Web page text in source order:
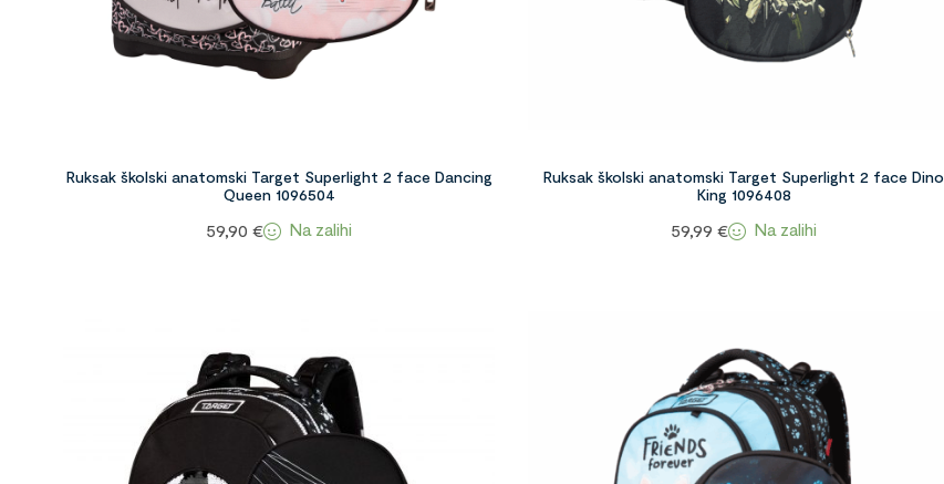
Ruksak školski anatomski Target Superlight 2 face Dancing
Queen 1096504
59,90 € Na zalihi
Ruksak školski anatomski Target Superlight 2 face Dino
King 1096408
59,99 € Na zalihi